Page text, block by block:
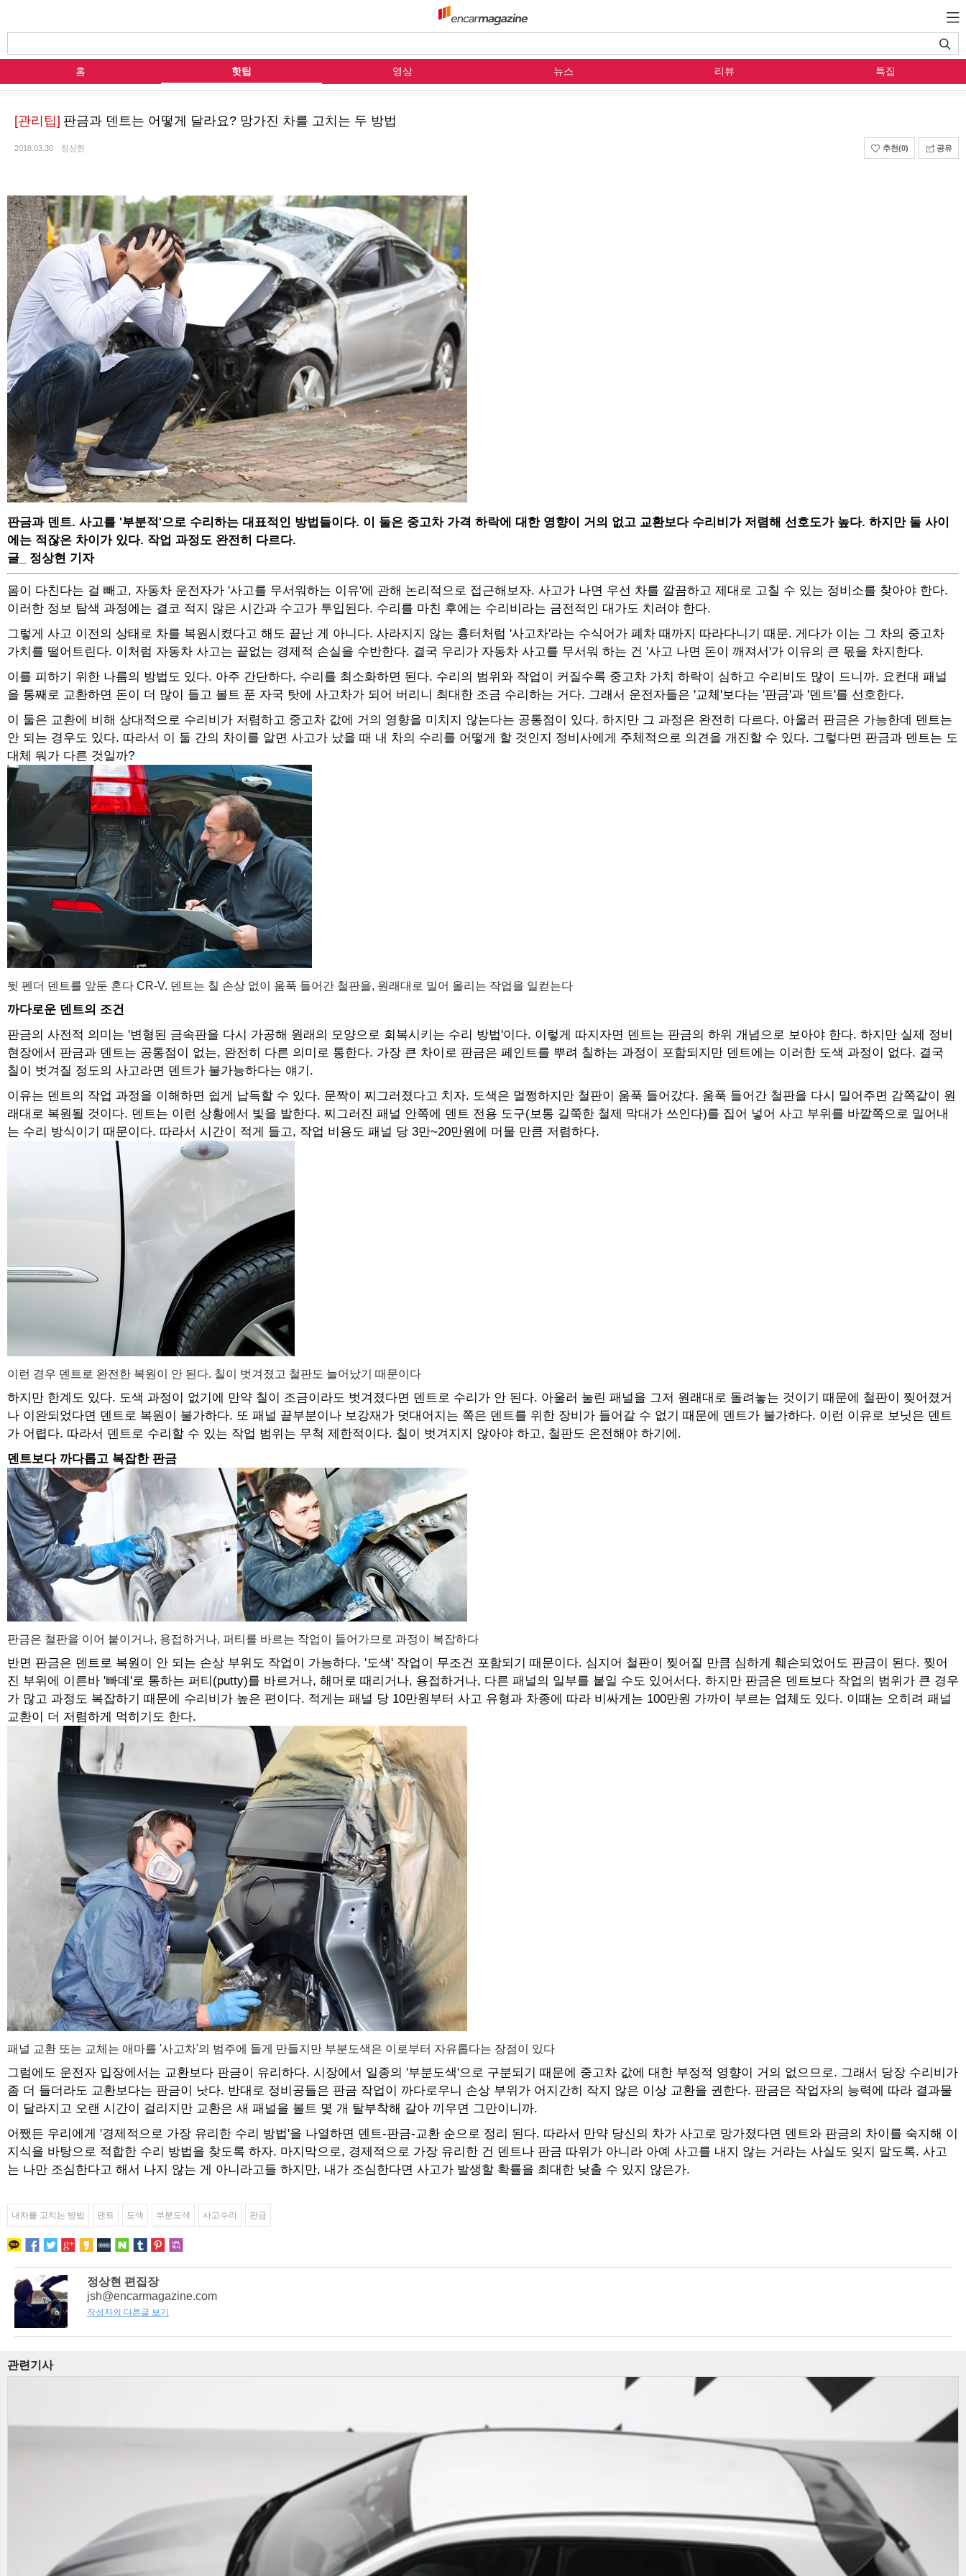
홈 핫팁 영상 뉴스 리뷰 특집
[관리팁] 판금과 덴트는 어떻게 달라요? 망가진 차를 고치는 두 방법
2018.03.30 정상현 추천(0) 공유
판금과 덴트. 사고를 '부분적'으로 수리하는 대표적인 방법들이다. 이 둘은 중고차 가격 하락에 대한 영향이 거의 없고 교환보다 수리비가 저렴해 선호도가 높다. 하지만 둘 사이
에는 적잖은 차이가 있다. 작업 과정도 완전히 다르다.
글_ 정상현 기자
몸이 다친다는 걸 빼고, 자동차 운전자가 '사고를 무서워하는 이유'에 관해 논리적으로 접근해보자. 사고가 나면 우선 차를 깔끔하고 제대로 고칠 수 있는 정비소를 찾아야 한다.
이러한 정보 탐색 과정에는 결코 적지 않은 시간과 수고가 투입된다. 수리를 마친 후에는 수리비라는 금전적인 대가도 치러야 한다.
그렇게 사고 이전의 상태로 차를 복원시켰다고 해도 끝난 게 아니다. 사라지지 않는 흉터처럼 '사고차'라는 수식어가 폐차 때까지 따라다니기 때문. 게다가 이는 그 차의 중고차
가치를 떨어트린다. 이처럼 자동차 사고는 끝없는 경제적 손실을 수반한다. 결국 우리가 자동차 사고를 무서워 하는 건 '사고 나면 돈이 깨져서'가 이유의 큰 몫을 차지한다.
이를 피하기 위한 나름의 방법도 있다. 아주 간단하다. 수리를 최소화하면 된다. 수리의 범위와 작업이 커질수록 중고차 가치 하락이 심하고 수리비도 많이 드니까. 요컨대 패널
을 통째로 교환하면 돈이 더 많이 들고 볼트 푼 자국 탓에 사고차가 되어 버리니 최대한 조금 수리하는 거다. 그래서 운전자들은 '교체'보다는 '판금'과 '덴트'를 선호한다.
이 둘은 교환에 비해 상대적으로 수리비가 저렴하고 중고차 값에 거의 영향을 미치지 않는다는 공통점이 있다. 하지만 그 과정은 완전히 다르다. 아울러 판금은 가능한데 덴트는
안 되는 경우도 있다. 따라서 이 둘 간의 차이를 알면 사고가 났을 때 내 차의 수리를 어떻게 할 것인지 정비사에게 주체적으로 의견을 개진할 수 있다. 그렇다면 판금과 덴트는 도
대체 뭐가 다른 것일까?
뒷 펜더 덴트를 앞둔 혼다 CR-V. 덴트는 칠 손상 없이 움푹 들어간 철판을, 원래대로 밀어 올리는 작업을 일컫는다
까다로운 덴트의 조건
판금의 사전적 의미는 '변형된 금속판을 다시 가공해 원래의 모양으로 회복시키는 수리 방법'이다. 이렇게 따지자면 덴트는 판금의 하위 개념으로 보아야 한다. 하지만 실제 정비
현장에서 판금과 덴트는 공통점이 없는, 완전히 다른 의미로 통한다. 가장 큰 차이로 판금은 페인트를 뿌려 칠하는 과정이 포함되지만 덴트에는 이러한 도색 과정이 없다. 결국
칠이 벗겨질 정도의 사고라면 덴트가 불가능하다는 얘기.
이유는 덴트의 작업 과정을 이해하면 쉽게 납득할 수 있다. 문짝이 찌그러졌다고 치자. 도색은 멀쩡하지만 철판이 움푹 들어갔다. 움푹 들어간 철판을 다시 밀어주면 감쪽같이 원
래대로 복원될 것이다. 덴트는 이런 상황에서 빛을 발한다. 찌그러진 패널 안쪽에 덴트 전용 도구(보통 길쭉한 철제 막대가 쓰인다)를 집어 넣어 사고 부위를 바깥쪽으로 밀어내
는 수리 방식이기 때문이다. 따라서 시간이 적게 들고, 작업 비용도 패널 당 3만~20만원에 머물 만큼 저렴하다.
이런 경우 덴트로 완전한 복원이 안 된다. 칠이 벗겨졌고 철판도 늘어났기 때문이다
하지만 한계도 있다. 도색 과정이 없기에 만약 칠이 조금이라도 벗겨졌다면 덴트로 수리가 안 된다. 아울러 눌린 패널을 그저 원래대로 돌려놓는 것이기 때문에 철판이 찢어졌거
나 이완되었다면 덴트로 복원이 불가하다. 또 패널 끝부분이나 보강재가 덧대어지는 쪽은 덴트를 위한 장비가 들어갈 수 없기 때문에 덴트가 불가하다. 이런 이유로 보닛은 덴트
가 어렵다. 따라서 덴트로 수리할 수 있는 작업 범위는 무척 제한적이다. 칠이 벗겨지지 않아야 하고, 철판도 온전해야 하기에.
덴트보다 까다롭고 복잡한 판금
판금은 철판을 이어 붙이거나, 용접하거나, 퍼티를 바르는 작업이 들어가므로 과정이 복잡하다
반면 판금은 덴트로 복원이 안 되는 손상 부위도 작업이 가능하다. '도색' 작업이 무조건 포함되기 때문이다. 심지어 철판이 찢어질 만큼 심하게 훼손되었어도 판금이 된다. 찢어
진 부위에 이른바 '빠데'로 통하는 퍼티(putty)를 바르거나, 해머로 때리거나, 용접하거나, 다른 패널의 일부를 붙일 수도 있어서다. 하지만 판금은 덴트보다 작업의 범위가 큰 경우
가 많고 과정도 복잡하기 때문에 수리비가 높은 편이다. 적게는 패널 당 10만원부터 사고 유형과 차종에 따라 비싸게는 100만원 가까이 부르는 업체도 있다. 이때는 오히려 패널
교환이 더 저렴하게 먹히기도 한다.
패널 교환 또는 교체는 애마를 '사고차'의 범주에 들게 만들지만 부분도색은 이로부터 자유롭다는 장점이 있다
그럼에도 운전자 입장에서는 교환보다 판금이 유리하다. 시장에서 일종의 '부분도색'으로 구분되기 때문에 중고차 값에 대한 부정적 영향이 거의 없으므로. 그래서 당장 수리비가
좀 더 들더라도 교환보다는 판금이 낫다. 반대로 정비공들은 판금 작업이 까다로우니 손상 부위가 어지간히 작지 않은 이상 교환을 권한다. 판금은 작업자의 능력에 따라 결과물
이 달라지고 오랜 시간이 걸리지만 교환은 새 패널을 볼트 몇 개 탈부착해 갈아 끼우면 그만이니까.
어쨌든 우리에게 '경제적으로 가장 유리한 수리 방법'을 나열하면 덴트-판금-교환 순으로 정리 된다. 따라서 만약 당신의 차가 사고로 망가졌다면 덴트와 판금의 차이를 숙지해 이
지식을 바탕으로 적합한 수리 방법을 찾도록 하자. 마지막으로, 경제적으로 가장 유리한 건 덴트나 판금 따위가 아니라 아예 사고를 내지 않는 거라는 사실도 잊지 말도록. 사고
는 나만 조심한다고 해서 나지 않는 게 아니라고들 하지만, 내가 조심한다면 사고가 발생할 확률을 최대한 낮출 수 있지 않은가.
내차를 고치는 방법 덴트 도색 부분도색 사고수리 판금
정상현 편집장
jsh@encarmagazine.com
작성자의 다른글 보기
관련기사